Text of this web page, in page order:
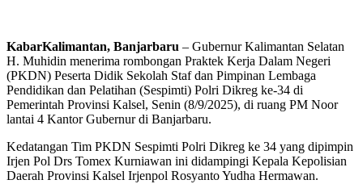
KabarKalimantan, Banjarbaru – Gubernur Kalimantan Selatan
H. Muhidin menerima rombongan Praktek Kerja Dalam Negeri
(PKDN) Peserta Didik Sekolah Staf dan Pimpinan Lembaga
Pendidikan dan Pelatihan (Sespimti) Polri Dikreg ke-34 di
Pemerintah Provinsi Kalsel, Senin (8/9/2025), di ruang PM Noor
lantai 4 Kantor Gubernur di Banjarbaru.
Kedatangan Tim PKDN Sespimti Polri Dikreg ke 34 yang dipimpin
Irjen Pol Drs Tomex Kurniawan ini didampingi Kepala Kepolisian
Daerah Provinsi Kalsel Irjenpol Rosyanto Yudha Hermawan.